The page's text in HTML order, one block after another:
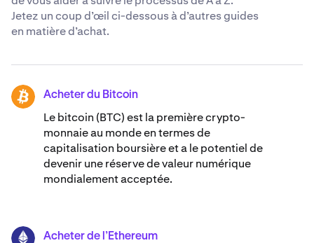
Jetez un coup d’œil ci-dessous à d’autres guides
en matière d’achat.
BTC Acheter du Bitcoin
Le bitcoin (BTC) est la première crypto-
monnaie au monde en termes de
capitalisation boursière et a le potentiel de
devenir une réserve de valeur numérique
mondialement acceptée.
ETH Acheter de l’Ethereum